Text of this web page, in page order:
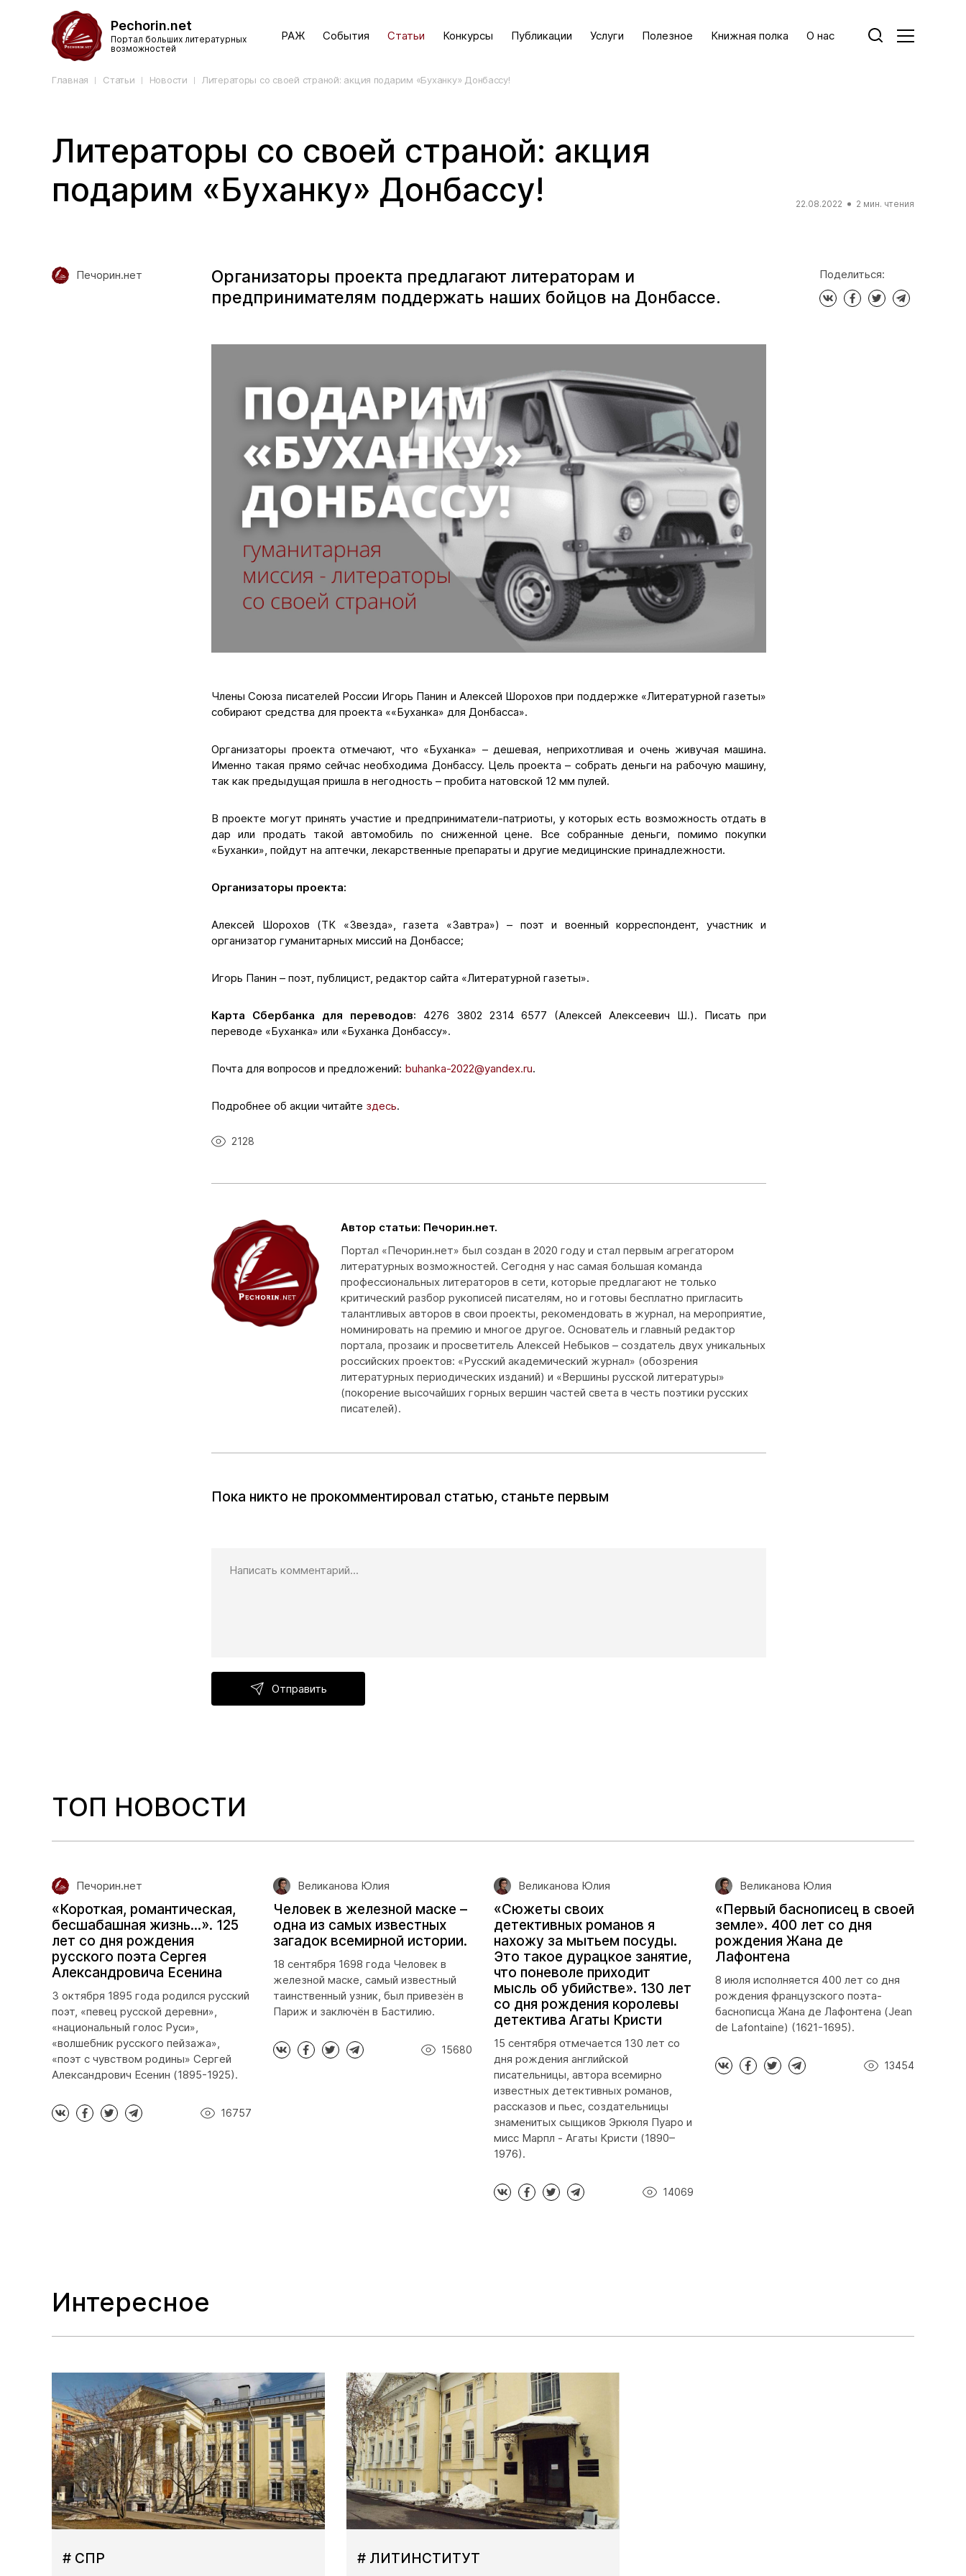
Pechorin.net
Портал больших литературных
возможностей
РАЖ События Статьи Конкурсы Публикации Услуги Полезное Книжная полка О нас
Главная Статьи Новости Литераторы со своей страной: акция подарим «Буханку» Донбассу!
Литераторы со своей страной: акция
подарим «Буханку» Донбассу!
22.08.2022 2 мин. чтения
Печорин.нет
Организаторы проекта предлагают литераторам и
предпринимателям поддержать наших бойцов на Донбассе.
Члены Союза писателей России Игорь Панин и Алексей Шорохов при поддержке «Литературной газеты»
собирают средства для проекта ««Буханка» для Донбасса».
Организаторы проекта отмечают, что «Буханка» – дешевая, неприхотливая и очень живучая машина.
Именно такая прямо сейчас необходима Донбассу. Цель проекта – собрать деньги на рабочую машину,
так как предыдущая пришла в негодность – пробита натовской 12 мм пулей.
В проекте могут принять участие и предприниматели-патриоты, у которых есть возможность отдать в
дар или продать такой автомобиль по сниженной цене. Все собранные деньги, помимо покупки
«Буханки», пойдут на аптечки, лекарственные препараты и другие медицинские принадлежности.
Организаторы проекта:
Алексей Шорохов (ТК «Звезда», газета «Завтра») – поэт и военный корреспондент, участник и
организатор гуманитарных миссий на Донбассе;
Игорь Панин – поэт, публицист, редактор сайта «Литературной газеты».
Карта Сбербанка для переводов: 4276 3802 2314 6577 (Алексей Алексеевич Ш.). Писать при
переводе «Буханка» или «Буханка Донбассу».
Почта для вопросов и предложений: buhanka-2022@yandex.ru.
Подробнее об акции читайте здесь.
2128
Автор статьи: Печорин.нет.
Портал «Печорин.нет» был создан в 2020 году и стал первым агрегатором
литературных возможностей. Сегодня у нас самая большая команда
профессиональных литераторов в сети, которые предлагают не только
критический разбор рукописей писателям, но и готовы бесплатно пригласить
талантливых авторов в свои проекты, рекомендовать в журнал, на мероприятие,
номинировать на премию и многое другое. Основатель и главный редактор
портала, прозаик и просветитель Алексей Небыков – создатель двух уникальных
российских проектов: «Русский академический журнал» (обозрения
литературных периодических изданий) и «Вершины русской литературы»
(покорение высочайших горных вершин частей света в честь поэтики русских
писателей).
Пока никто не прокомментировал статью, станьте первым
Отправить
Поделиться:
ТОП НОВОСТИ
Печорин.нет
«Короткая, романтическая,
бесшабашная жизнь...». 125
лет со дня рождения
русского поэта Сергея
Александровича Есенина
3 октября 1895 года родился русский
поэт, «певец русской деревни»,
«национальный голос Руси»,
«волшебник русского пейзажа»,
«поэт с чувством родины» Сергей
Александрович Есенин (1895-1925).
16757
Великанова Юлия
Человек в железной маске –
одна из самых известных
загадок всемирной истории.
18 сентября 1698 года Человек в
железной маске, самый известный
таинственный узник, был привезён в
Париж и заключён в Бастилию.
15680
Великанова Юлия
«Сюжеты своих
детективных романов я
нахожу за мытьем посуды.
Это такое дурацкое занятие,
что поневоле приходит
мысль об убийстве». 130 лет
со дня рождения королевы
детектива Агаты Кристи
15 сентября отмечается 130 лет со
дня рождения английской
писательницы, автора всемирно
известных детективных романов,
рассказов и пьес, создательницы
знаменитых сыщиков Эркюля Пуаро и
мисс Марпл - Агаты Кристи (1890–
1976).
14069
Великанова Юлия
«Первый баснописец в своей
земле». 400 лет со дня
рождения Жана де
Лафонтена
8 июля исполняется 400 лет со дня
рождения французского поэта-
баснописца Жана де Лафонтена (Jean
de Lafontaine) (1621-1695).
13454
Интересное
# СПР # ЛИТИНСТИТУТ